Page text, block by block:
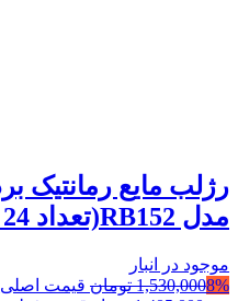
مدل RB152(تعداد 24 تایی)
موجود در انبار
8%
1,530,000 تومان